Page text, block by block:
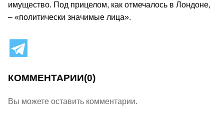
имущество. Под прицелом, как отмечалось в Лондоне,
– «политически значимые лица».
КОММЕНТАРИИ(0)
Вы можете оставить комментарии.